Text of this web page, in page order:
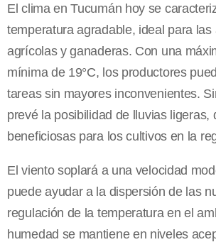
El clima en Tucumán hoy se
temperatura agradable, ideal para las
agrícolas y ganaderas. Con una
mínima de 19°C, los productores
tareas sin mayores inconvenientes.
prevé la posibilidad de lluvias ligeras,
beneficiosas para los cultivos en la
El viento soplará a una velocidad
puede ayudar a la dispersión de las
regulación de la temperatura en el
humedad se mantiene en niveles